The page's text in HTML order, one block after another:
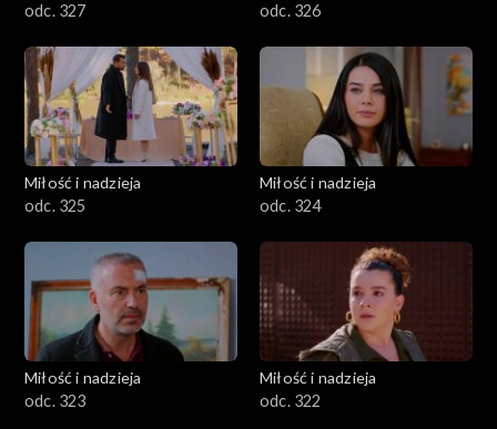
odc. 327
odc. 326
Miłość i nadzieja
odc. 325
Miłość i nadzieja
odc. 324
Miłość i nadzieja
odc. 323
Miłość i nadzieja
odc. 322